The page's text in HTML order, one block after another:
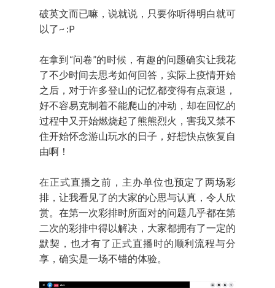
破英文而已嘛，说就说，只要你听得明白就可
以了~ :P
在拿到“问卷”的时候，有趣的问题确实让我花
了不少时间去思考如何回答，实际上疫情开始
之后，对于许多登山的记忆都变得有点衰退，
好不容易克制着不能爬山的冲动，却在回忆的
过程中又开始燃烧起了熊熊烈火，害我又禁不
住开始怀念游山玩水的日子，好想快点恢复自
由啊！
在正式直播之前，主办单位也预定了两场彩
排，让我看见了的大家的心思与认真，令人欣
赏。在第一次彩排时所面对的问题几乎都在第
二次的彩排中得以解决，大家都拥有了一定的
默契，也才有了正式直播时的顺利流程与分
享，确实是一场不错的体验。